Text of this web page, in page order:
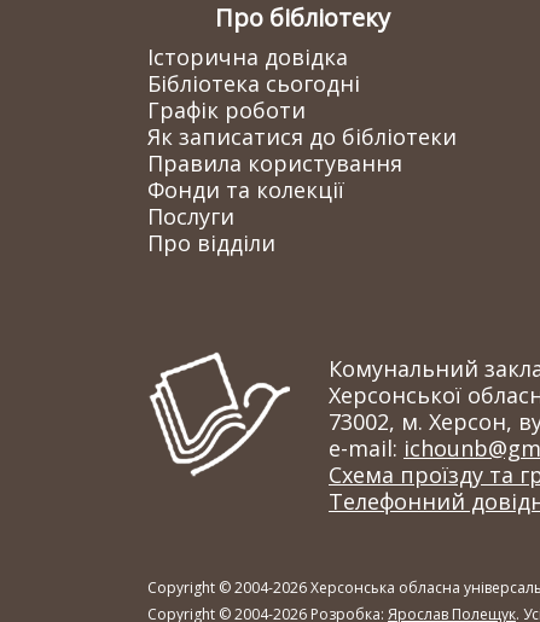
Про бібліотеку
Історична довідка
Бібліотека сьогодні
Графік роботи
Як записатися до бібліотеки
Правила користування
Фонди та колекції
Послуги
Про відділи
Комунальний
Херсонської
73002, м. Херсон,
e-mail:
Схема проїзду та
Телефонний
Copyright © 2004-2026 Херсонська обласна
Copyright © 2004-2026 Розробка: Ярослав Полещук.